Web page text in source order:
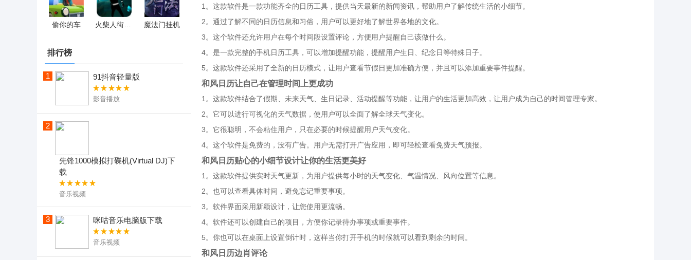
偷你的车 魔法门挂机
排行榜
1 91抖音轻量版
影音播放
2
先锋1000模拟打碟机(Virtual DJ)下
载
音乐视频
3 咪咕音乐电脑版下载
音乐视频
1。这款软件是一款功能齐全的日历工具，提供当天最新的新闻资讯，帮助用户了解传统生活的小细节。
2。通过了解不同的日历信息和习俗，用户可以更好地了解世界各地的文化。
3。这个软件还允许用户在每个时间段设置评论，方便用户提醒自己该做什么。
4。是一款完整的手机日历工具，可以增加提醒功能，提醒用户生日、纪念日等特殊日子。
5。这款软件还采用了全新的日历模式，让用户查看节假日更加准确方便，并且可以添加重要事件提醒。
和风日历让自己在管理时间上更成功
1。这款软件结合了假期、未来天气、生日记录、活动提醒等功能，让用户的生活更加高效，让用户成为自己的时间管理专家。
2。它可以进行可视化的天气数据，使用户可以全面了解全球天气变化。
3。它很聪明，不会粘住用户，只在必要的时候提醒用户天气变化。
4。这个软件是免费的，没有广告。用户无需打开广告应用，即可轻松查看免费天气预报。
和风日历贴心的小细节设计让你的生活更美好
1。这款软件提供实时天气更新，为用户提供每小时的天气变化、气温情况、风向位置等信息。
2。也可以查看具体时间，避免忘记重要事项。
3。软件界面采用新颖设计，让您使用更流畅。
4。软件还可以创建自己的项目，方便你记录待办事项或重要事件。
5。你也可以在桌面上设置倒计时，这样当你打开手机的时候就可以看到剩余的时间。
和风日历边肖评论